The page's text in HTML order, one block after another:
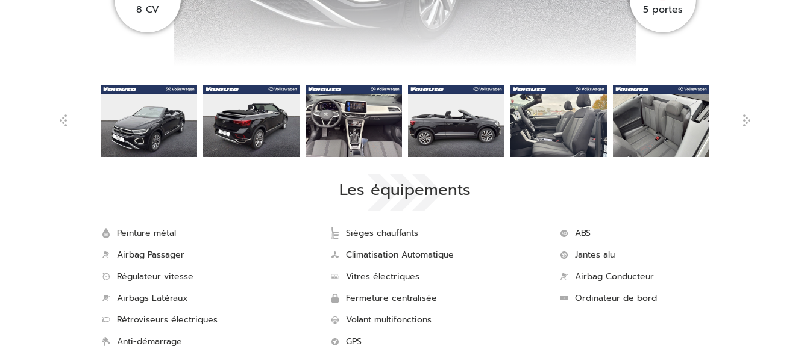
8 CV 5portes
Les équipements
Peinture métal
Airbag Passager
Régulateur vitesse
Airbags Latéraux
Rétroviseurs électriques
Anti-démarrage
Sièges chauffants
Climatisation Automatique
Vitres électriques
Fermeture centralisée
Volant multifonctions
GPS
ABS
Jantes alu
Airbag Conducteur
Ordinateur de bord